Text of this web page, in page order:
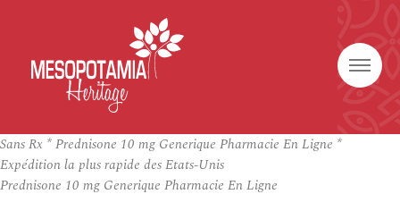
Sans Rx * Prednisone 10 mg Generique Pharmacie En Ligne *
Expédition la plus rapide des Etats-Unis
Prednisone 10 mg Generique Pharmacie En Ligne